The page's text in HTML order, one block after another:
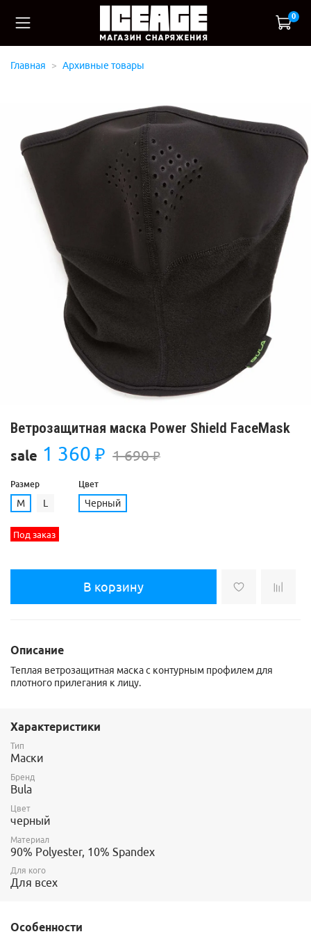
0
Главная Архивные товары
Ветрозащитная маска Power Shield FaceMask
sale 1 360 ₽ 1 690₽
Размер
M L
Цвет
Черный
Под заказ
В корзину
Описание
Теплая ветрозащитная маска с контурным профилем для
плотного прилегания к лицу.
Характеристики
Тип
Маски
Бренд
Bula
Цвет
черный
Материал
90% Polyester, 10% Spandex
Для кого
Для всех
Особенности